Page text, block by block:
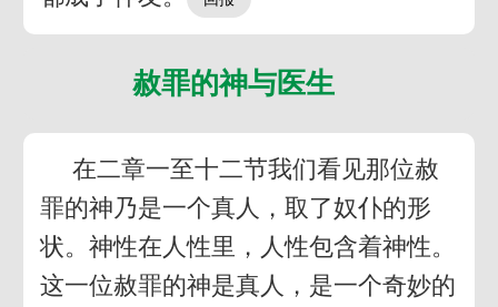
赦罪的神与医生
在二章一至十二节我们看见那位赦
罪的神乃是一个真人，取了奴仆的形
状。神性在人性里，人性包含着神性。
这一位赦罪的神是真人，是一个奇妙的